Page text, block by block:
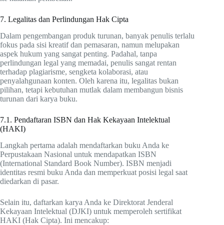
7. Legalitas dan Perlindungan Hak Cipta
Dalam pengembangan produk turunan, banyak penulis terlalu
fokus pada sisi kreatif dan pemasaran, namun melupakan
aspek hukum yang sangat penting. Padahal, tanpa
perlindungan legal yang memadai, penulis sangat rentan
terhadap plagiarisme, sengketa kolaborasi, atau
penyalahgunaan konten. Oleh karena itu, legalitas bukan
pilihan, tetapi kebutuhan mutlak dalam membangun bisnis
turunan dari karya buku.
7.1. Pendaftaran ISBN dan Hak Kekayaan Intelektual
(HAKI)
Langkah pertama adalah mendaftarkan buku Anda ke
Perpustakaan Nasional untuk mendapatkan ISBN
(International Standard Book Number). ISBN menjadi
identitas resmi buku Anda dan memperkuat posisi legal saat
diedarkan di pasar.
Selain itu, daftarkan karya Anda ke Direktorat Jenderal
Kekayaan Intelektual (DJKI) untuk memperoleh sertifikat
HAKI (Hak Cipta). Ini mencakup: